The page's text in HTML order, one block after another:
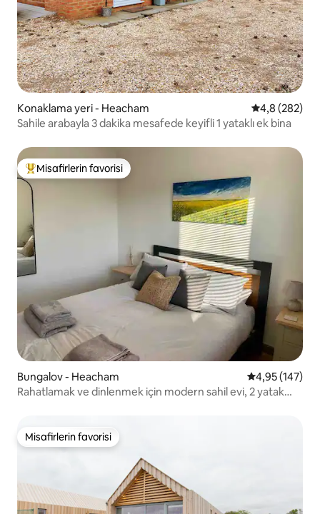
Konaklama yeri - Heacham 5 üzerinden
4,8 (282)
Sahile arabayla 3 dakika mesafede keyifli 1 yataklı ek bina
Misafirlerin favorilerinden en beğenilenler arasında
Misafirlerin favorisi
Bungalov - Heacham 5 üzerinden
4,95 (147)
Rahatlamak ve dinlenmek için modern sahil evi, 2 yatak
Misafirlerin favorisi
Misafirlerin favorisi